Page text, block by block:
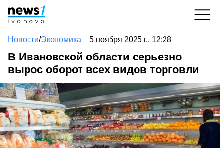
Новости/Экономика 5 ноября 2025 г., 12:28
В Ивановской области серьезно
вырос оборот всех видов торговли